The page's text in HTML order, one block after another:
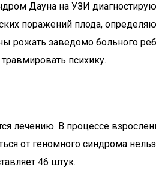
Дауна на УЗИ
поражений плода,
заведомо больного
психику.
лечению. В процессе
от геномного синдрома
46 штук.